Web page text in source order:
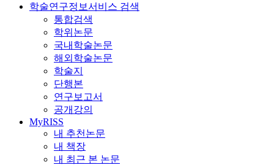
학술연구정보서비스 검색
통합검색
학위논문
국내학술논문
해외학술논문
학술지
단행본
연구보고서
공개강의
MyRISS
내 추천논문
내 책장
내 최근 본 논문